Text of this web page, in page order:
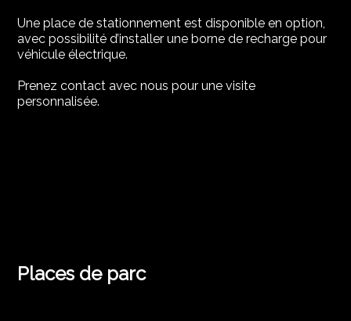
Une place de stationnement est disponible en option,
avec possibilité d’installer une borne de recharge pour
véhicule électrique.
Prenez contact avec nous pour une visite
personnalisée.
Places de parc